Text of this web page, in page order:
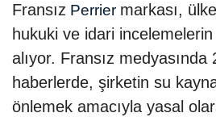
Fransız Perrier markası,
hukuki ve idari
alıyor. Fransız medyasında
haberlerde, şirketin su
önlemek amacıyla yasal